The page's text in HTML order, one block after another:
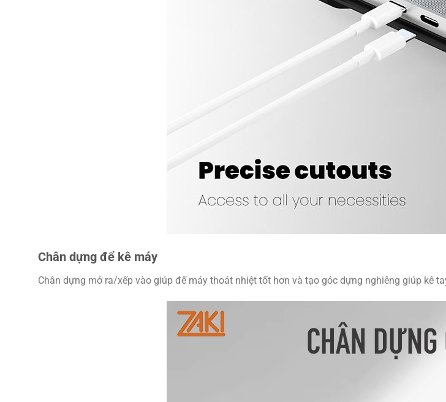
Chân dựng để kê máy
Chân dựng mở ra/xếp vào giúp đế máy thoát nhiệt tốt hơn và tạo góc dựng nghiêng giúp kê